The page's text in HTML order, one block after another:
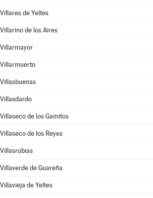
Villares de Yeltes
Villarino de los Aires
Villarmayor
Villarmuerto
Villasbuenas
Villasdardo
Villaseco de los Gamitos
Villaseco de los Reyes
Villasrubias
Villaverde de Guareña
Villavieja de Yeltes